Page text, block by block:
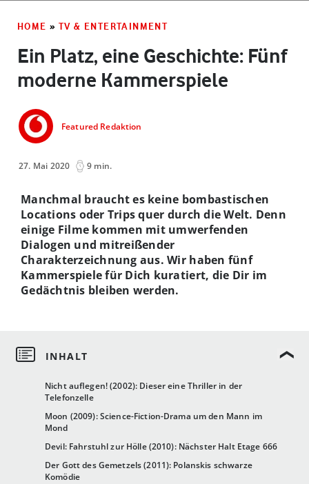
HOME » TV & ENTERTAINMENT
Ein Platz, eine Geschichte: Fünf
moderne Kammerspiele
Featured Redaktion
27. Mai 2020 9 min.
Nicht auflegen! (2002): Dieser eine Thriller in der
Telefonzelle
Moon (2009): Science-Fiction-Drama um den Mann im
Mond
Devil: Fahrstuhl zur Hölle (2010): Nächster Halt Etage 666
Der Gott des Gemetzels (2011): Polanskis schwarze
Komödie
Manchmal braucht es keine bombastischen
Locations oder Trips quer durch die Welt. Denn
einige Filme kommen mit umwerfenden
Dialogen und mitreißender
Charakterzeichnung aus. Wir haben fünf
Kammerspiele für Dich kuratiert, die Dir im
Gedächtnis bleiben werden.